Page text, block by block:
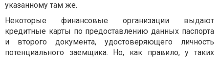
указанному там же.
Некоторые финансовые организации выдают
кредитные карты по предоставлению данных паспорта
и второго документа, удостоверяющего личность
потенциального заемщика. Но, как правило, у таких